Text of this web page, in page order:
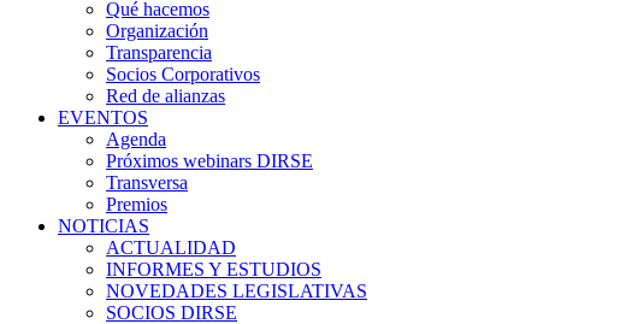
Qué hacemos
Organización
Transparencia
Socios Corporativos
Red de alianzas
EVENTOS
Agenda
Próximos webinars DIRSE
Transversa
Premios
NOTICIAS
ACTUALIDAD
INFORMES Y ESTUDIOS
NOVEDADES LEGISLATIVAS
SOCIOS DIRSE